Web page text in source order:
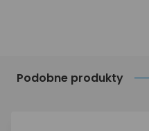
Podobne produkty